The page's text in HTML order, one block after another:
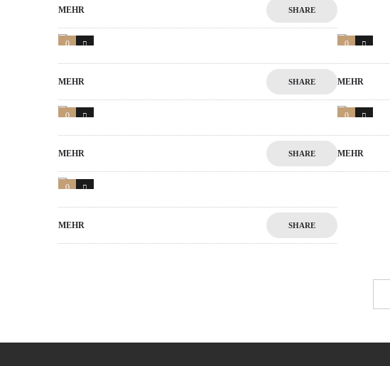
MEHR SHARE
0 1
MEHR SHARE
0 1
MEHR
0 1
MEHR SHARE
0 1
MEHR
0 1
MEHR SHARE